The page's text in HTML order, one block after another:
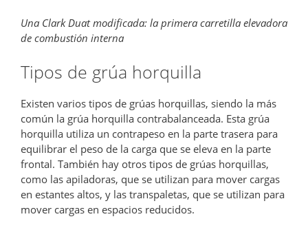
Una Clark Duat modificada: la primera carretilla elevadora
de combustión interna
Tipos de grúa horquilla
Existen varios tipos de grúas horquillas, siendo la más
común la grúa horquilla contrabalanceada. Esta grúa
horquilla utiliza un contrapeso en la parte trasera para
equilibrar el peso de la carga que se eleva en la parte
frontal. También hay otros tipos de grúas horquillas,
como las apiladoras, que se utilizan para mover cargas
en estantes altos, y las transpaletas, que se utilizan para
mover cargas en espacios reducidos.